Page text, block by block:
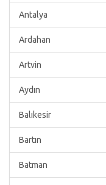
Antalya
Ardahan
Artvin
Aydın
Balıkesir
Bartın
Batman